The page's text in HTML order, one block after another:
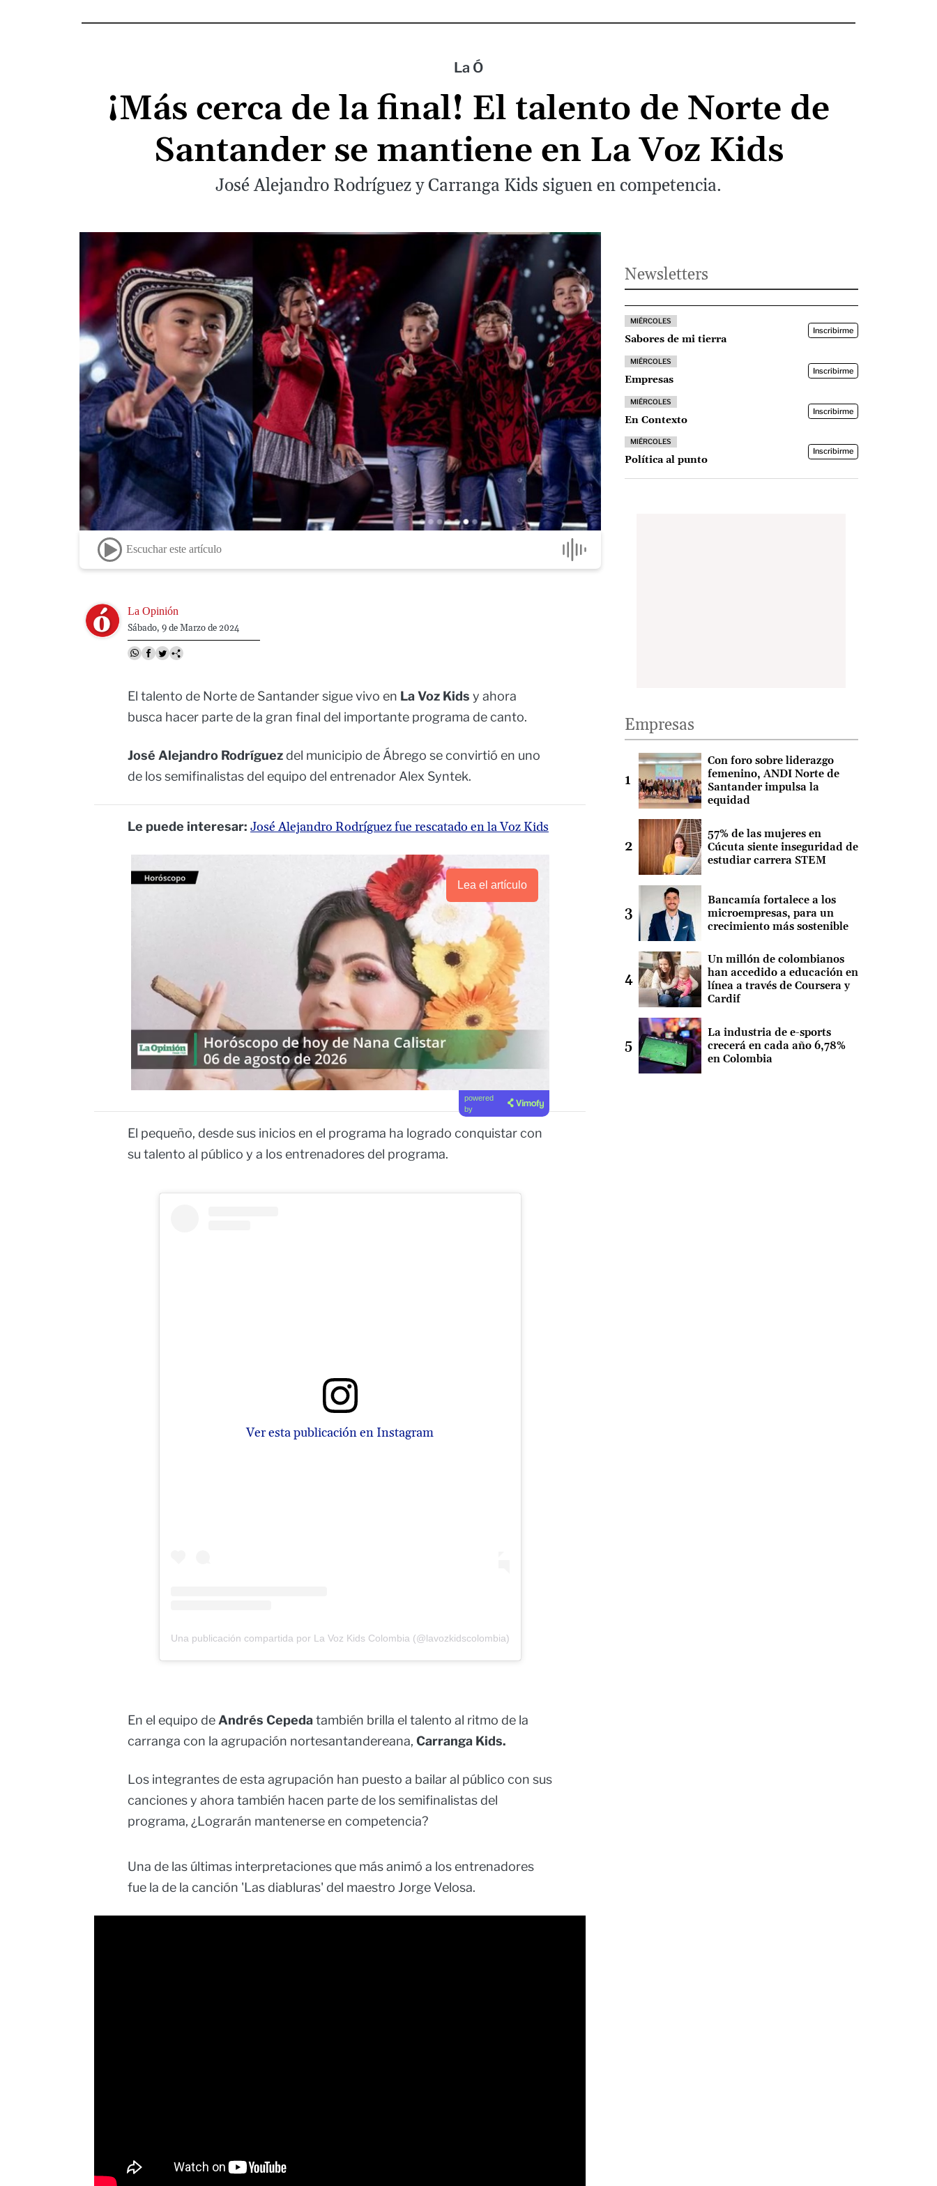
La Ó
¡Más cerca de la final! El talento de Norte de
Santander se mantiene en La Voz Kids
José Alejandro Rodríguez y Carranga Kids siguen en competencia.
Escuchar este artículo
Image La Opinión
Sábado, 9 de Marzo de 2024
El talento de Norte de Santander sigue vivo en La Voz Kids y ahora
busca hacer parte de la gran final del importante programa de canto.
José Alejandro Rodríguezdel municipio de Ábrego se convirtió en uno
de los semifinalistas del equipo del entrenador Alex Syntek.
Le puede interesar: José Alejandro Rodríguez fue rescatado en la Voz Kids
Lea el artículo
powered
by
El pequeño, desde sus inicios en el programa ha logrado conquistar con
su talento al público y a los entrenadores del programa.
Ver esta publicación en Instagram
Una publicación compartida por La Voz Kids Colombia (@lavozkidscolombia)
En el equipo de Andrés Cepedatambién brilla el talento al ritmo de la
carranga con la agrupación nortesantandereana, Carranga Kids.
Los integrantes de esta agrupación han puesto a bailar al público con sus
canciones y ahora también hacen parte de los semifinalistas del
programa, ¿Lograrán mantenerse en competencia?
Una de las últimas interpretaciones que más animó a los entrenadores
fue la de la canción 'Las diabluras' del maestro Jorge Velosa.
Newsletters
MIÉRCOLES
Sabores de mi tierra
Inscribirme
MIÉRCOLES
Empresas
Inscribirme
MIÉRCOLES
En Contexto
Inscribirme
MIÉRCOLES
Política al punto
Inscribirme
Empresas
Con foro sobre liderazgo
femenino, ANDI Norte de
Santander impulsa la
equidad
57% de las mujeres en
Cúcuta siente inseguridad de
estudiar carrera STEM
Bancamía fortalece a los
microempresas, para un
crecimiento más sostenible
Un millón de colombianos
han accedido a educación en
línea a través de Coursera y
Cardif
La industria de e-sports
crecerá en cada año 6,78%
en Colombia